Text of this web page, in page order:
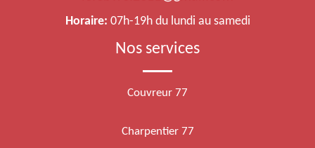
Horaire: 07h-19h du lundi au samedi
Nos services
Couvreur 77
Charpentier 77